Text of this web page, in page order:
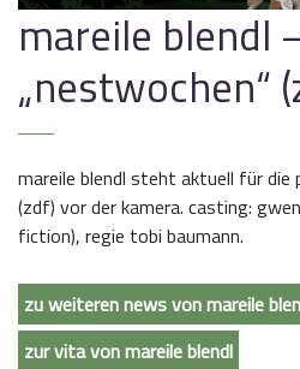
mareile blendl
„nestwochen“
mareile blendl steht aktuell für die
(zdf) vor der kamera. casting:
fiction), regie tobi baumann.
zu weiteren news von mareile
zur vita von mareile blendl